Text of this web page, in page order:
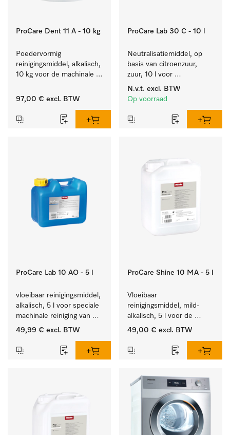
ProCare Dent 11 A - 10 kg
Poedervormig
reinigingsmiddel, alkalisch,
10 kg voor de machinale
tandheelkundige
97,00 € excl. BTW
ProCare Lab 30 C - 10 l
Neutralisatiemiddel, op
basis van citroenzuur,
zuur, 10 l voor
materiaalbesparende,
machinale reiniging van
gerei.
N.v.t. excl. BTW
Op voorraad
ProCare Lab 10 AO - 5 l
vloeibaar reinigingsmiddel,
alkalisch, 5 l voor speciale
machinale reiniging van
laboratoriumglaswerk en -
49,99 € excl. BTW
ProCare Shine 10 MA - 5 l
Vloeibaar
reinigingsmiddel, mild-
alkalisch, 5 l voor de
reiniging van lichte
bestek en glazen.
49,00 € excl. BTW